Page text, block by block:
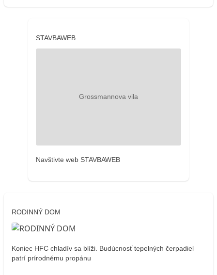
STAVBAWEB
Navštivte web STAVBAWEB
RODINNÝ DOM
Koniec HFC chladív sa blíži. Budúcnosť tepelných čerpadiel
patrí prírodnému propánu